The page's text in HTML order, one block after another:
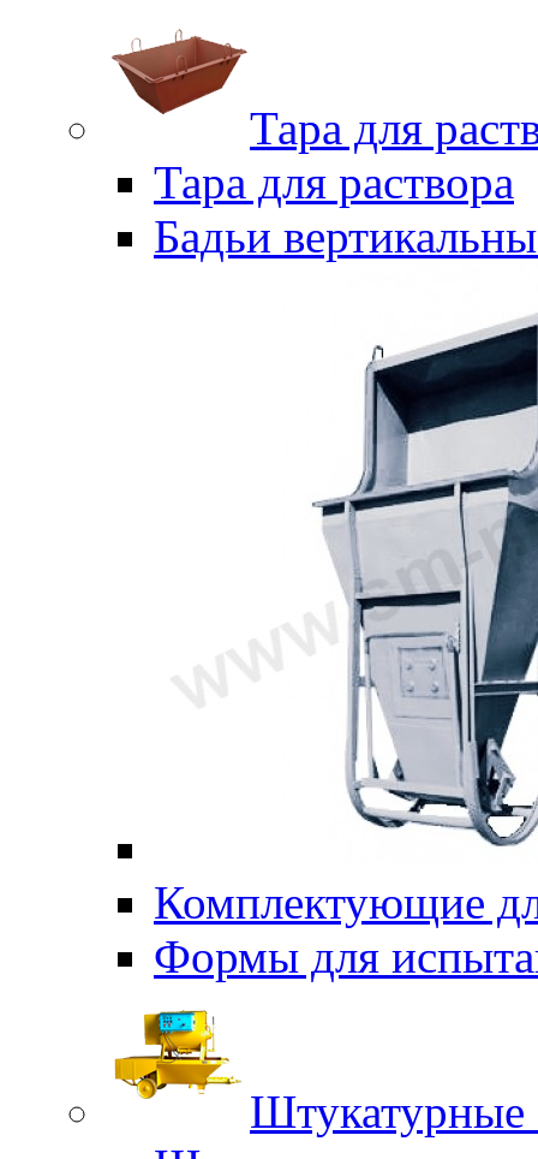
Тара для
Тара для раствора
Бадьи
Комплектующие
Формы для
Штукатурные